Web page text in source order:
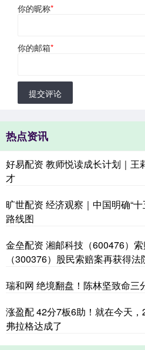
你的昵称*
你的邮箱*
提交评论
热点资讯
好易配资 教师悦读成长计划｜王
才
旷世配资 经济观察｜中国明确“
路线图
金垒配资 湘邮科技（600476）
（300376）股民索赔案再获得法
瑞和网 绝境翻盘！陈林坚致命三
涨盈配 42分7板6助！就在今天
弗拉格达成了